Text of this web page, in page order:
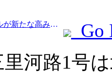
Prev:大ヒット映画ホテルが新たな高みへ、映画をテーマにしたホテルの分野をリード
Go
河路1号